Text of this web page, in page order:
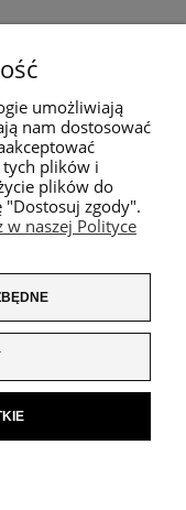
umożliwiają
nam dostosować
tych plików i
plików do
zgody".
w naszej Polityce